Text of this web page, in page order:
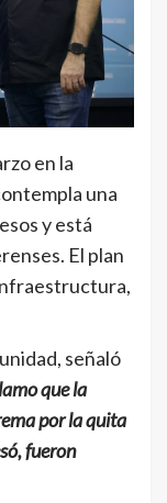
en la
una
y está
El plan
señaló
que la
por la quita
fueron